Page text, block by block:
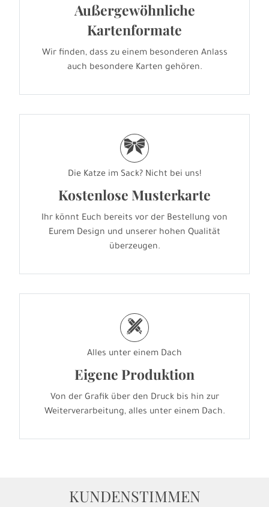
Außergewöhnliche
Kartenformate
Wir finden, dass zu einem besonderen Anlass
auch besondere Karten gehören.
r
Die Katze im Sack? Nicht bei uns!
Kostenlose Musterkarte
Ihr könnt Euch bereits vor der Bestellung von
Eurem Design und unserer hohen Qualität
überzeugen.
h
Alles unter einem Dach
Eigene Produktion
Von der Grafik über den Druck bis hin zur
Weiterverarbeitung, alles unter einem Dach.
KUNDENSTIMMEN